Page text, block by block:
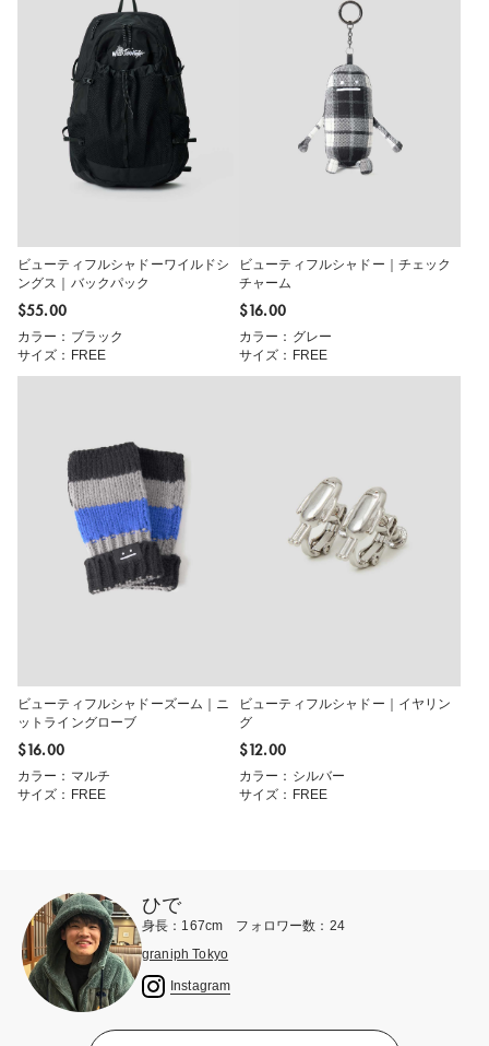
ビューティフルシャドーワイルドシ
ングス｜バックパック
$‌55.00
カラー：ブラック
サイズ：FREE
ビューティフルシャドー｜チェック
チャーム
$‌16.00
カラー：グレー
サイズ：FREE
ビューティフルシャドーズーム｜ニ
ットライングローブ
$‌16.00
カラー：マルチ
サイズ：FREE
ビューティフルシャドー｜イヤリン
グ
$‌12.00
カラー：シルバー
サイズ：FREE
ひで
身長：167cm フォロワー数：24
graniph Tokyo
Instagram